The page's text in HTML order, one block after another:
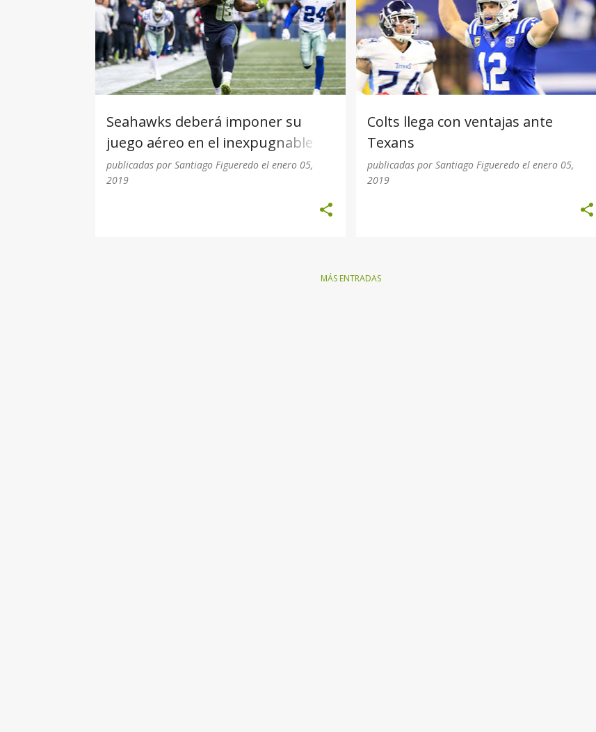
Seahawks deberá imponer su
juego aéreo en el inexpugnable
AT&T
publicadas por Santiago Figueredo el enero 05,
2019
SEATTLE SEAHAWKS
+
WILD CARD
Colts llega con ventajas ante
Texans
publicadas por Santiago Figueredo el enero 05,
2019
INDIANAPOLIS COLTS
PLAYOFF
+
WILD CARD
MÁS ENTRADAS